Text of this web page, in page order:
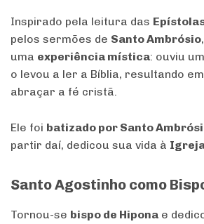
Inspirado pela leitura das
pelos sermões de Santo Ambrósio
uma experiência mística: ouviu
o levou a ler a Bíblia, resultando
abraçar a fé cristã.
Ele foi batizado por Santo
partir daí, dedicou sua vida à
Santo Agostinho como
Tornou-se bispo de Hipona e